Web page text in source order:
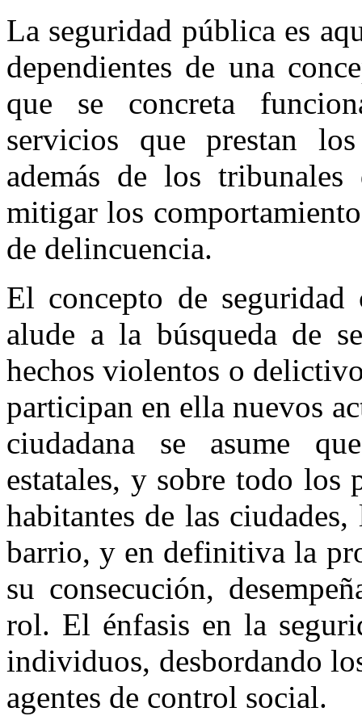
La seguridad pública es
dependientes de una
que se concreta
servicios que prestan
además de los
mitigar los
de delincuencia.
El concepto de seguridad
alude a la búsqueda de
hechos violentos o
participan en ella nuevos
ciudadana se asume
estatales, y sobre todo los
habitantes de las
barrio, y en definitiva la
su consecución,
rol. El énfasis en la
individuos, desbordando
agentes de control social.